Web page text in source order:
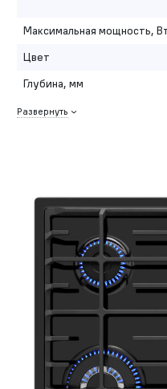
Максимальная мощность,
Цвет
Глубина, мм
Развернуть